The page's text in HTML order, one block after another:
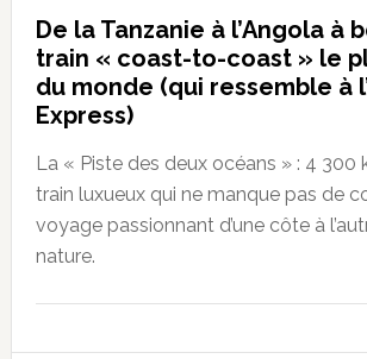
De la Tanzanie à l’Angola à
train « coast-to-coast » le
du monde (qui ressemble à
Express)
La « Piste des deux océans » : 4 300
train luxueux qui ne manque pas de
voyage passionnant d’une côte à
nature.